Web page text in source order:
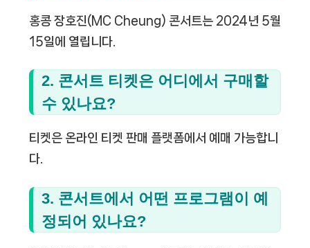
홍콩 장호진(MC Cheung) 콘서트는 2024년 5월
15일에 열립니다.
2. 콘서트 티켓은 어디에서 구매할
수 있나요?
티켓은 온라인 티켓 판매 플랫폼에서 예매 가능합니
다.
3. 콘서트에서 어떤 프로그램이 예
정되어 있나요?